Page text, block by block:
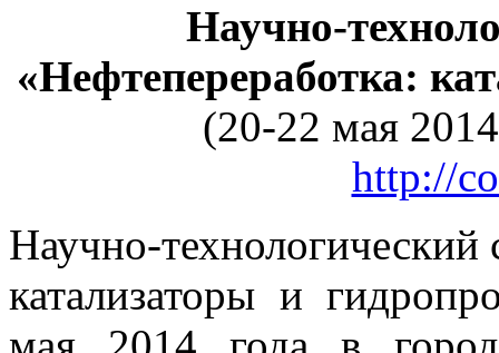
Научно-
«Нефтепереработка:
(20-22 мая
http://
Научно-
катализаторы и